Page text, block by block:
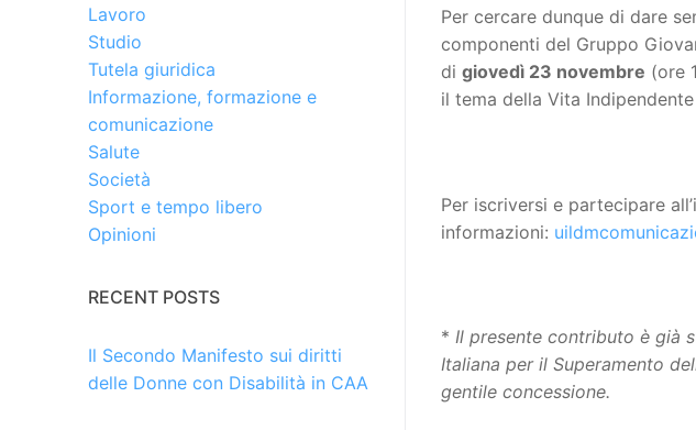
Per cercare dunque di dare
componenti del Gruppo
di giovedì 23 novembre (ore
il tema della Vita
Per iscriversi e partecipare
informazioni:
* Il presente contributo è già
Italiana per il Superamento
gentile concessione.
Lavoro
Studio
Tutela giuridica
Informazione, formazione e
comunicazione
Salute
Società
Sport e tempo libero
Opinioni
RECENT POSTS
Il Secondo Manifesto sui diritti
delle Donne con Disabilità in CAA